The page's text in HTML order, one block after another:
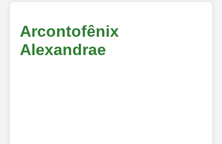
Arcontofênix
Alexandrae